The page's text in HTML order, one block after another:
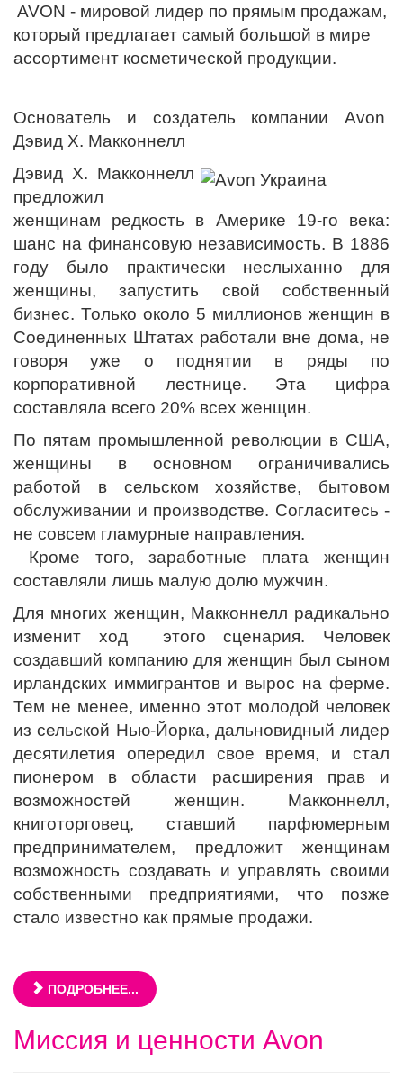
AVON - мировой лидер по прямым продажам,
который предлагает самый большой в мире
ассортимент косметической продукции.
Основатель и создатель компании Avon
Дэвид Х. Макконнелл
Дэвид Х. Макконнелл
предложил
женщинам редкость в Америке 19-го века:
шанс на финансовую независимость. В 1886
году было практически неслыханно для
женщины, запустить свой собственный
бизнес. Только около 5 миллионов женщин в
Соединенных Штатах работали вне дома, не
говоря уже о поднятии в ряды по
корпоративной лестнице. Эта цифра
составляла всего 20% всех женщин.
По пятам промышленной революции в США,
женщины в основном ограничивались
работой в сельском хозяйстве, бытовом
обслуживании и производстве. Согласитесь -
не совсем гламурные направления.
Кроме того, заработные плата женщин
составляли лишь малую долю мужчин.
Для многих женщин, Макконнелл радикально
изменит ход этого сценария. Человек
создавший компанию для женщин был сыном
ирландских иммигрантов и вырос на ферме.
Тем не менее, именно этот молодой человек
из сельской Нью-Йорка, дальновидный лидер
десятилетия опередил свое время, и стал
пионером в области расширения прав и
возможностей женщин. Макконнелл,
книготорговец, ставший парфюмерным
предпринимателем, предложит женщинам
возможность создавать и управлять своими
собственными предприятиями, что позже
стало известно как прямые продажи.
ПОДРОБНЕЕ...
Миссия и ценности Avon